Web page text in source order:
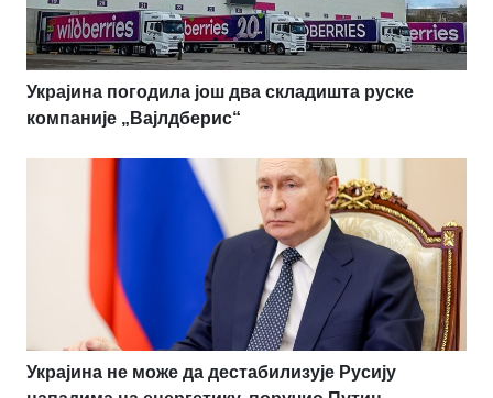
Украјина погодила још два складишта руске
компаније „Вајлдберис“
Украјина не може да дестабилизује Русију